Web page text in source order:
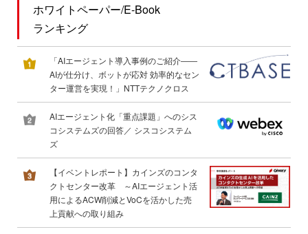
ホワイトペーパー/E-Book
ランキング
「AIエージェント導入事例のご紹介――
AIが仕分け、ボットが応対 効率的なセン
ター運営を実現！」NTTテクノクロス
AIエージェント化「重点課題」へのシス
コシステムズの回答／ シスコシステム
ズ
【イベントレポート】カインズのコンタ
クトセンター改革 ～AIエージェント活
用によるACW削減とVoCを活かした売
上貢献への取り組み